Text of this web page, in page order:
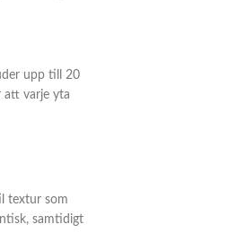
upp till 20
att varje yta
textur som
samtidigt